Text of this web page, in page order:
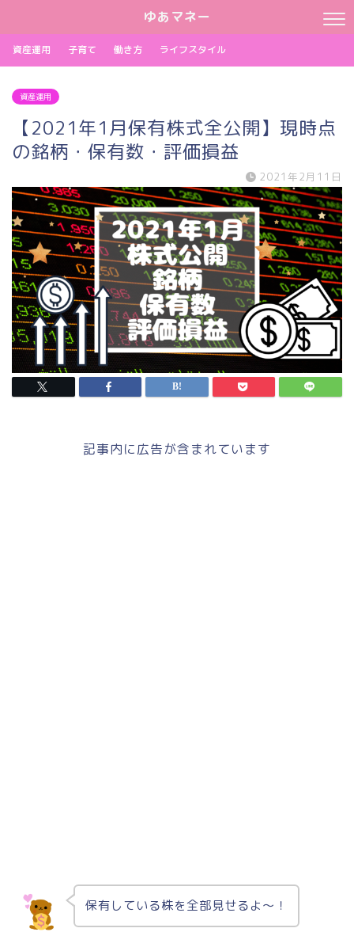
ゆあマネー
資産運用 子育て 働き方 ライフスタイル
資産運用
【2021年1月保有株式全公開】現時点
の銘柄・保有数・評価損益
2021年2月11日
記事内に広告が含まれています
保有している株を全部見せるよ〜！